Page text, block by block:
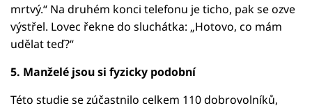
mrtvý.“ Na druhém konci telefonu je ticho, pak se ozve
výstřel. Lovec řekne do sluchátka: „Hotovo, co mám
udělat teď?“
5. Manželé jsou si fyzicky podobní
Této studie se zúčastnilo celkem 110 dobrovolníků,